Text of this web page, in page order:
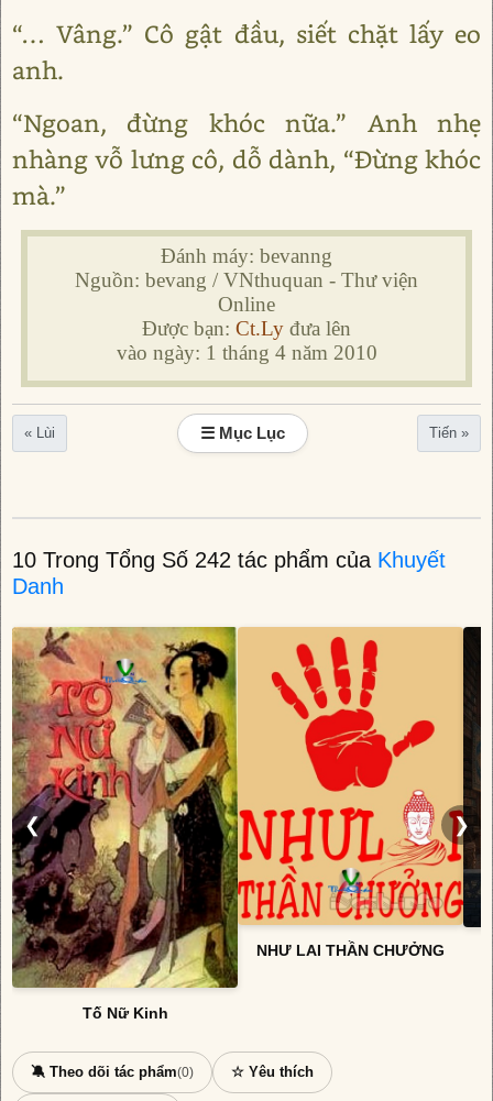
“… Vâng.” Cô gật đầu, siết chặt lấy eo
anh.
“Ngoan, đừng khóc nữa.” Anh nhẹ
nhàng vỗ lưng cô, dỗ dành, “Đừng khóc
mà.”
Đánh máy: bevanng
Nguồn: bevang / VNthuquan - Thư viện
Online
Được bạn: Ct.Ly đưa lên
vào ngày: 1 tháng 4 năm 2010
« Lùi ☰ Mục Lục Tiến »
10 Trong Tổng Số 242 tác phẩm của Khuyết
Danh
❮
Tố Nữ Kinh
NHƯ LAI THẦN CHƯỞNG
❯
🔕 Theo dõi tác phẩm(0) ☆ Yêu thích